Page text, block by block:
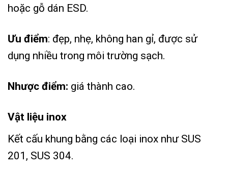
hoặc gỗ dán ESD.
Ưu điểm: đẹp, nhẹ, không han gỉ, được sử
dụng nhiều trong môi trường sạch.
Nhược điểm: giá thành cao.
Vật liệu inox
Kết cấu khung bằng các loại inox như SUS
201, SUS 304.